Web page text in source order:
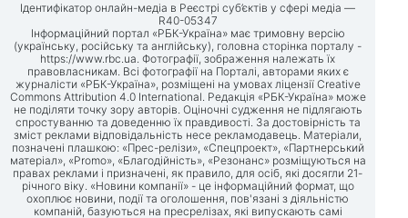
Ідентифікатор онлайн-медіа в Реєстрі суб’єктів у сфері медіа —
R40-05347
Інформаційний портал «РБК-Україна» має тримовну версію
(українську, російську та англійську), головна сторінка порталу -
https://www.rbc.ua. Фотографії, зображення належать їх
правовласникам. Всі фотографії на Порталі, авторами яких є
журналісти «РБК-Україна», розміщені на умовах ліцензії Creative
Commons Attribution 4.0 International. Редакція «РБК-Україна» може
не поділяти точку зору авторів. Оціночні судження не підлягають
спростуванню та доведенню їх правдивості. За достовірність та
зміст реклами відповідальність несе рекламодавець. Матеріали,
позначені плашкою: «Прес-релізи», «Спецпроект», «Партнерський
матеріал», «Promo», «Благодійність», «Резонанс» розміщуються на
правах реклами і призначені, як правило, для осіб, які досягли 21-
річного віку. «Новини компанії» - це інформаційний формат, що
охоплює новини, події та оголошення, пов'язані з діяльністю
компаній, базуються на пресрелізах, які випускають самі